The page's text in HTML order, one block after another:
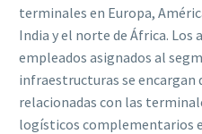
terminales en Europa,
India y el norte de África. Los
empleados asignados al
infraestructuras se encargan
relacionadas con las
logísticos complementarios